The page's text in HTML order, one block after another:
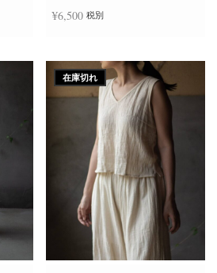
¥6,500 税別
の
商
品
に
は
複
数
の
バ
リ
エ
ー
シ
ョ
ン
が
あ
り
ま
在庫切れ